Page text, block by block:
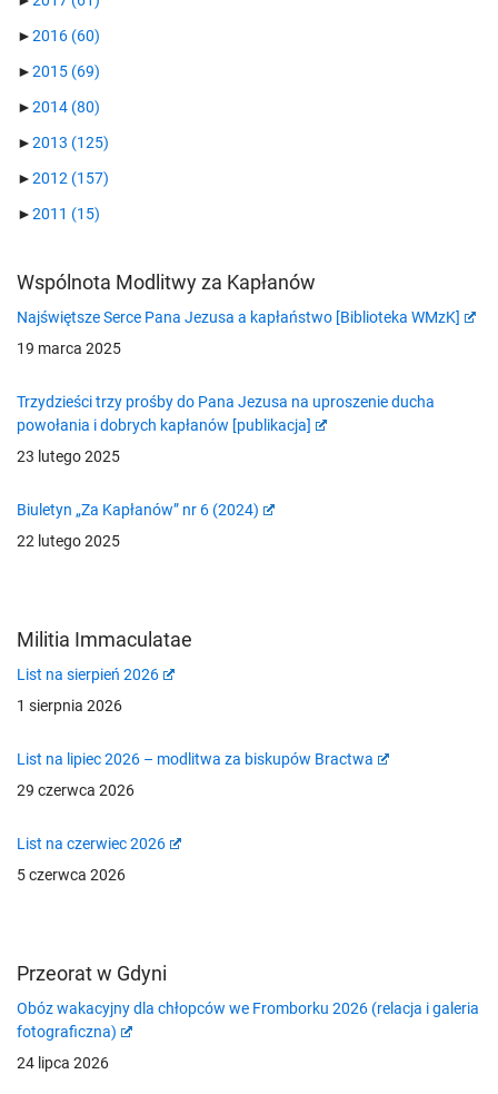
►2016 (60)
►2015 (69)
►2014 (80)
►2013 (125)
►2012 (157)
►2011 (15)
Wspólnota Modlitwy za Kapłanów
Najświętsze Serce Pana Jezusa a kapłaństwo [Biblioteka WMzK]
19 marca 2025
Trzydzieści trzy prośby do Pana Jezusa na uproszenie ducha
powołania i dobrych kapłanów [publikacja]
23 lutego 2025
Biuletyn „Za Kapłanów” nr 6 (2024)
22 lutego 2025
Militia Immaculatae
List na sierpień 2026
1 sierpnia 2026
List na lipiec 2026 – modlitwa za biskupów Bractwa
29 czerwca 2026
List na czerwiec 2026
5 czerwca 2026
Przeorat w Gdyni
Obóz wakacyjny dla chłopców we Fromborku 2026 (relacja i galeria
fotograficzna)
24 lipca 2026